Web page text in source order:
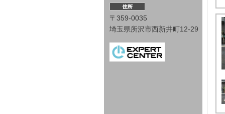
〒359-0035
埼玉県所沢市西新井町12-29